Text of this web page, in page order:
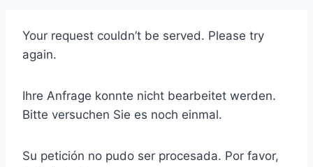
Your request couldn’t be served. Please try
again.
Ihre Anfrage konnte nicht bearbeitet werden.
Bitte versuchen Sie es noch einmal.
Su petición no pudo ser procesada. Por favor,